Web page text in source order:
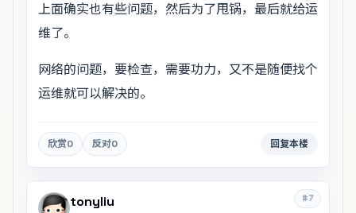
上面确实也有些问题，然后为了甩锅，最后就给运
维了。
网络的问题，要检查，需要功力，又不是随便找个
运维就可以解决的。
欣赏0 反对0 回复本楼
#7
tonyliu